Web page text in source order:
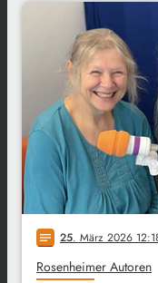
notes 25. März 2026
Rosenheimer Autoren